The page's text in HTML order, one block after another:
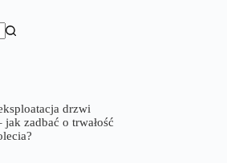
drzwi
zadbać o trwałość